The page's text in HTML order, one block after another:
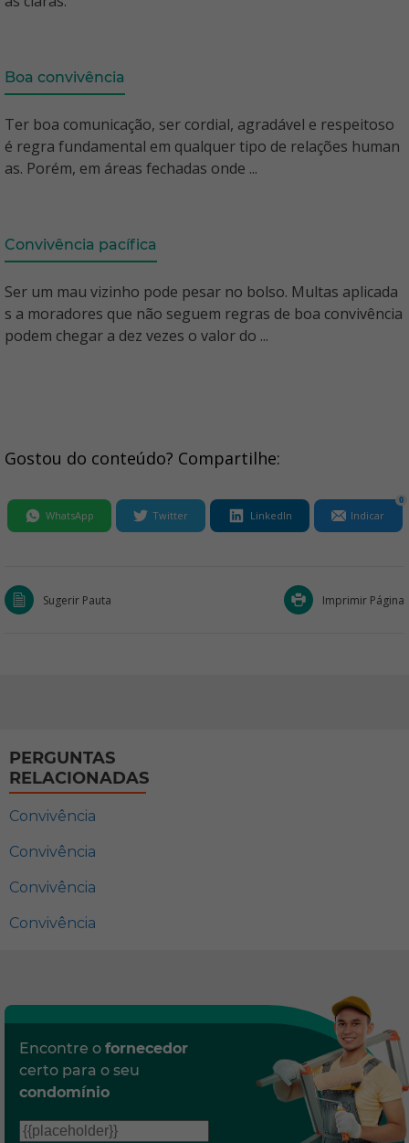
Boa convivência
Ter boa comunicação, ser cordial, agradável e respeitoso
é regra fundamental em qualquer tipo de relações human
as. Porém, em áreas fechadas onde ...
Convivência pacífica
Ser um mau vizinho pode pesar no bolso. Multas aplicada
s a moradores que não seguem regras de boa convivência
podem chegar a dez vezes o valor do ...
Gostou do conteúdo? Compartilhe:
WhatsApp Twitter LinkedIn Indicar
0
Sugerir Pauta Imprimir Página
PERGUNTAS
RELACIONADAS
Convivência
Convivência
Convivência
Convivência
Encontre o fornecedor
certo para o seu
condomínio